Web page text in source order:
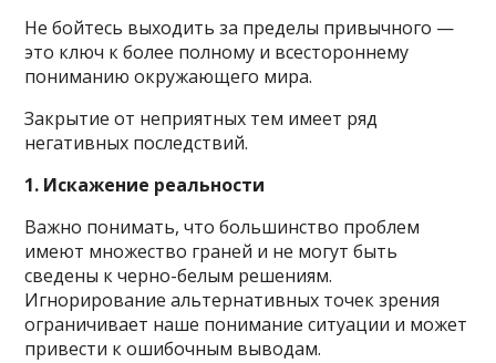
Не бойтесь выходить за пределы привычного —
это ключ к более полному и всестороннему
пониманию окружающего мира.
Закрытие от неприятных тем имеет ряд
негативных последствий.
1. Искажение реальности
Важно понимать, что большинство проблем
имеют множество граней и не могут быть
сведены к черно-белым решениям.
Игнорирование альтернативных точек зрения
ограничивает наше понимание ситуации и может
привести к ошибочным выводам.